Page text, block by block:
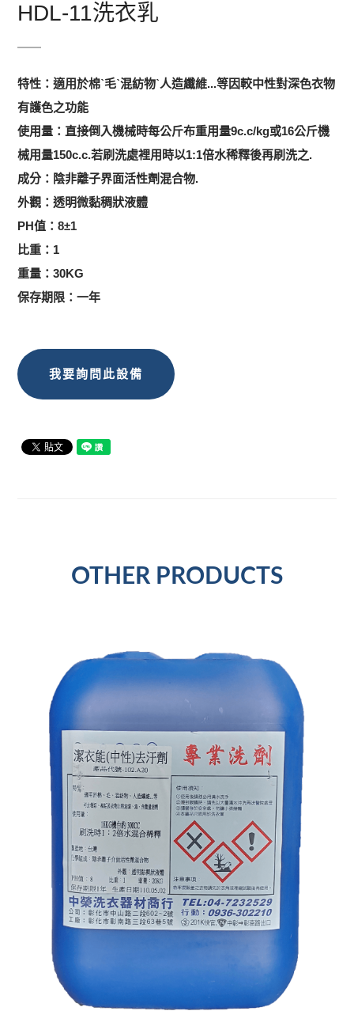
HDL-11洗衣乳
特性：適用於棉ˋ毛ˋ混紡物ˋ人造纖維...等因較中性對深色衣物
有護色之功能
使用量：直接倒入機械時每公斤布重用量9c.c/kg或16公斤機
械用量150c.c.若刷洗處裡用時以1:1倍水稀釋後再刷洗之.
成分：陰非離子界面活性劑混合物.
外觀：透明微黏稠狀液體
PH值：8±1
比重：1
重量：30KG
保存期限：一年
我要詢問此設備
OTHER PRODUCTS